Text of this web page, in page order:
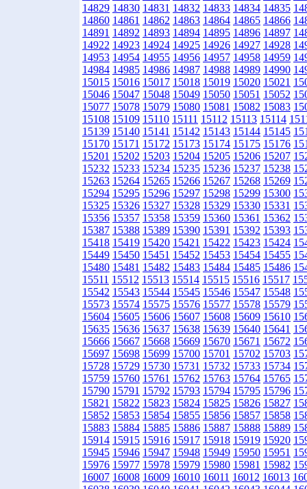
14829 14830 14831 14832 14833 14834 14835
14860 14861 14862 14863 14864 14865 14866
14891 14892 14893 14894 14895 14896 14897
14922 14923 14924 14925 14926 14927 14928
14953 14954 14955 14956 14957 14958 14959
14984 14985 14986 14987 14988 14989 14990
15015 15016 15017 15018 15019 15020 15021
15046 15047 15048 15049 15050 15051 15052
15077 15078 15079 15080 15081 15082 15083
15108 15109 15110 15111 15112 15113 15114
15139 15140 15141 15142 15143 15144 15145
15170 15171 15172 15173 15174 15175 15176
15201 15202 15203 15204 15205 15206 15207
15232 15233 15234 15235 15236 15237 15238
15263 15264 15265 15266 15267 15268 15269
15294 15295 15296 15297 15298 15299 15300
15325 15326 15327 15328 15329 15330 15331
15356 15357 15358 15359 15360 15361 15362
15387 15388 15389 15390 15391 15392 15393
15418 15419 15420 15421 15422 15423 15424
15449 15450 15451 15452 15453 15454 15455
15480 15481 15482 15483 15484 15485 15486
15511 15512 15513 15514 15515 15516 15517
15542 15543 15544 15545 15546 15547 15548
15573 15574 15575 15576 15577 15578 15579
15604 15605 15606 15607 15608 15609 15610
15635 15636 15637 15638 15639 15640 15641
15666 15667 15668 15669 15670 15671 15672
15697 15698 15699 15700 15701 15702 15703
15728 15729 15730 15731 15732 15733 15734
15759 15760 15761 15762 15763 15764 15765
15790 15791 15792 15793 15794 15795 15796
15821 15822 15823 15824 15825 15826 15827
15852 15853 15854 15855 15856 15857 15858
15883 15884 15885 15886 15887 15888 15889
15914 15915 15916 15917 15918 15919 15920
15945 15946 15947 15948 15949 15950 15951
15976 15977 15978 15979 15980 15981 15982
16007 16008 16009 16010 16011 16012 16013